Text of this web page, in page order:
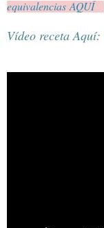
equivalencias AQUÍ
Vídeo receta Aquí: